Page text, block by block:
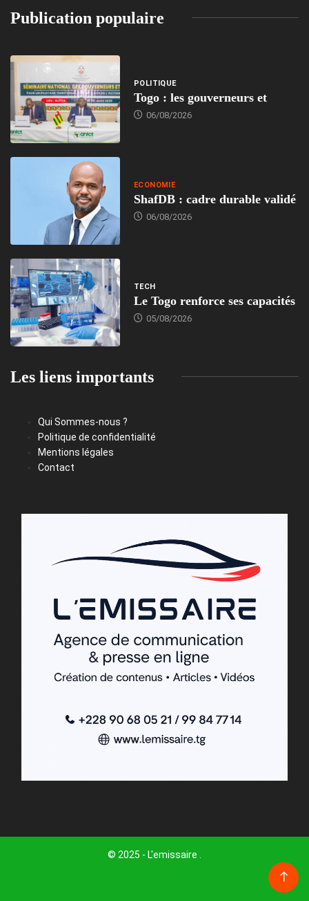
Publication populaire
POLITIQUE
Togo : les gouverneurs et
06/08/2026
ECONOMIE
ShafDB : cadre durable validé
06/08/2026
TECH
Le Togo renforce ses capacités
05/08/2026
Les liens importants
Qui Sommes-nous ?
Politique de confidentialité
Mentions légales
Contact
© 2025 - L'emissaire .